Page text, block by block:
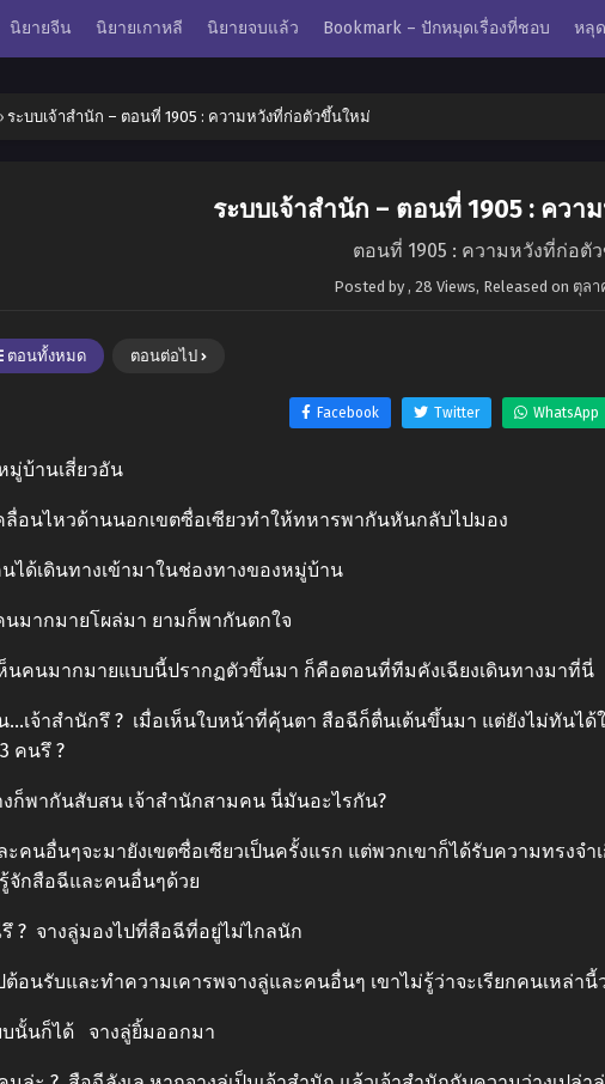
นิยายจีน นิยายเกาหลี นิยายจบแล้ว Bookmark – ปักหมุดเรื่องที่ชอบ หลุ
› ระบบเจ้าสำนัก – ตอนที่ 1905 : ความหวังที่ก่อตัวขึ้นใหม่
ระบบเจ้าสำนัก – ตอนที่ 1905 : คว
ตอนที่ 1905 : ความหวังที่ก่อตั
Posted by , 28 Views, Released on ตุลา
ตอนทั้งหมด ตอนต่อไป
Facebook Twitter WhatsApp
บ้านเสี่ยวอัน
นไหวด้านนอกเขตซื่อเซียวทำให้ทหารพากันหันกลับไปมอง
เดินทางเข้ามาในช่องทางของหมู่บ้าน
ากมายโผล่มา ยามก็พากันตกใจ
นมากมายแบบนี้ปรากฏตัวขึ้นมา ก็คือตอนที่ทีมคังเฉียงเดินทางมาที่นี่
สำนักรึ ? เมื่อเห็นใบหน้าที่คุ้นตา สือฉีก็ตื่นเต้นขึ้นมา แต่ยังไม่ทันได้ใ
คนรึ ?
ากันสับสน เจ้าสำนักสามคน นี่มันอะไรกัน?
อื่นๆจะมายังเขตซื่อเซียวเป็นครั้งแรก แต่พวกเขาก็ได้รับความทรงจำ
จักสือฉีและคนอื่นๆด้วย
จางลู่มองไปที่สือฉีที่อยู่ไม่ไกลนัก
นรับและทำความเคารพจางลู่และคนอื่นๆ เขาไม่รู้ว่าจะเรียกคนเหล่า
นก็ได้ จางลู่ยิ้มออกมา